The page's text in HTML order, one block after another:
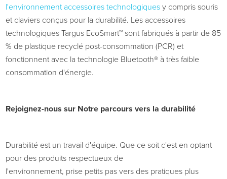
l'environnement accessoires technologiques y compris souris
et claviers conçus pour la durabilité. Les accessoires
technologiques Targus EcoSmart™ sont fabriqués à partir de 85
% de plastique recyclé post-consommation (PCR) et
fonctionnent avec la technologie Bluetooth® à très faible
consommation d'énergie.
Rejoignez-nous sur Notre parcours vers la durabilité
Durabilité est un travail d'équipe. Que ce soit c'est en optant
pour des produits respectueux de
l'environnement, prise petits pas vers des pratiques plus